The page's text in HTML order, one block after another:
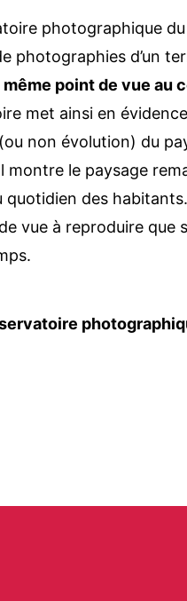
photographique
photographies d’un
même point de vue au
met ainsi en
non évolution) du
montre le paysage
quotidien des
vue à reproduire